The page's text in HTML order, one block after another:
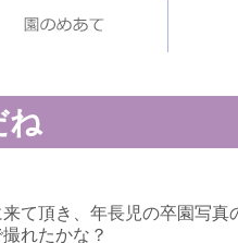
ね
て頂き、年長児の卒園写真
れたかな？